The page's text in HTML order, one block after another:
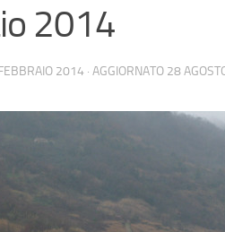
2014
2014 · AGGIORNATO 28